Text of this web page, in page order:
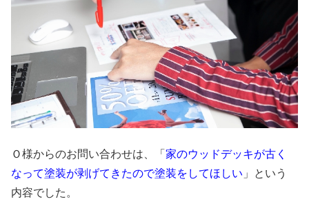
Ｏ様からのお問い合わせは、「家のウッドデッキが古く
なって塗装が剥げてきたので塗装をしてほしい 」という
内容でした。